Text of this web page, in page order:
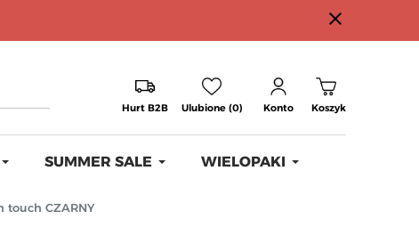
close
Hurt B2B Ulubione (0) Konto Koszyk
SUMMER SALE WIELOPAKI
touch CZARNY